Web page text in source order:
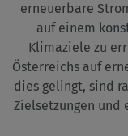
erneuerbare
auf einem
Klimaziele zu
Österreichs auf
dies gelingt, sind
Zielsetzungen und